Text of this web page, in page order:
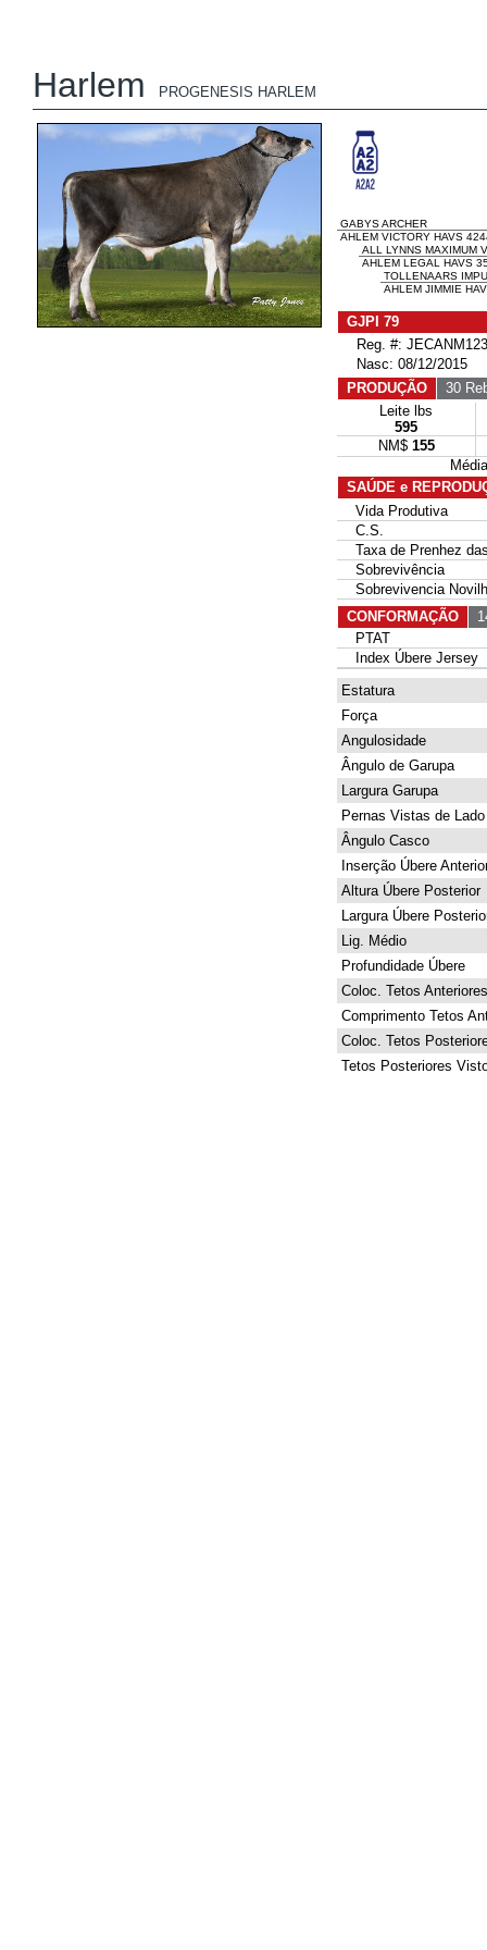
Harlem PROGENESIS HARLEM
GABYS ARCHER
AHLEM VICTORY HAVS
ALL LYNNS MAXIMUM
AHLEM LEGAL HAVS
TOLLENAARS
AHLEM JIMMIE
GJPI 79
Reg. #:
Nasc: 08/12/2015
PRODUÇÃO
30
Leite lbs
595
NM$ 155
SAÚDE e
Vida Produtiva
C.S.
Taxa de Prenhez
Sobrevivência
Sobrevivencia
CONFORMAÇÃO
PTAT
Index Úbere Jersey
Estatura
Força
Angulosidade
Ângulo de Garupa
Largura Garupa
Pernas Vistas de Lado
Ângulo Casco
Inserção Úbere
Altura Úbere Posterior
Largura Úbere
Lig. Médio
Profundidade Úbere
Coloc. Tetos Anteriores
Comprimento Tetos
Coloc. Tetos
Tetos Posteriores